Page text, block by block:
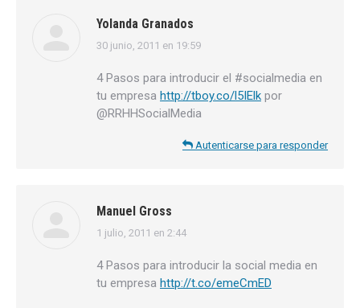
Yolanda Granados
dice:
30 junio, 2011 en 19:59
4 Pasos para introducir el #socialmedia en
tu empresa http://tboy.co/l5IElk por
@RRHHSocialMedia
Autenticarse para responder
Manuel Gross
dice:
1 julio, 2011 en 2:44
4 Pasos para introducir la social media en
tu empresa http://t.co/emeCmED